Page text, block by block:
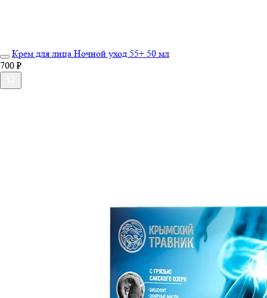
Крем для лица Ночной уход 55+ 50 мл
700 ₽